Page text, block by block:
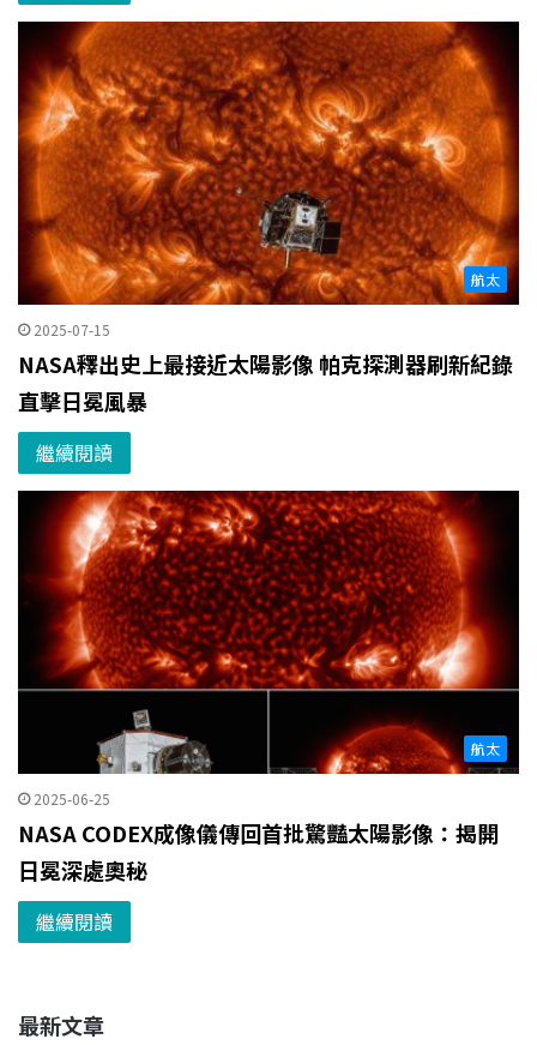
航太
2025-07-15
NASA釋出史上最接近太陽影像 帕克探測器刷新紀錄
直擊日冕風暴
繼續閱讀
航太
2025-06-25
NASA CODEX成像儀傳回首批驚豔太陽影像：揭開
日冕深處奧秘
繼續閱讀
最新文章